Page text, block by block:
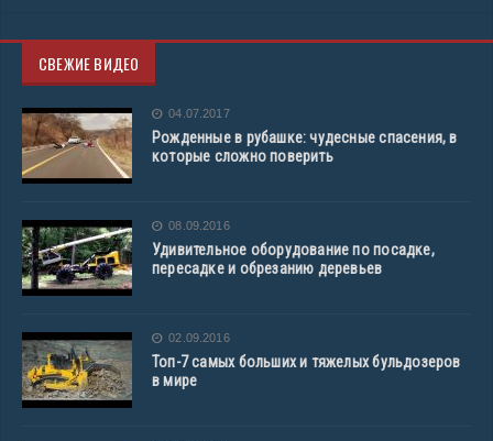
СВЕЖИЕ ВИДЕО
04.07.2017
Рожденные в рубашке: чудесные спасения, в
которые сложно поверить
08.09.2016
Удивительное оборудование по посадке,
пересадке и обрезанию деревьев
02.09.2016
Топ-7 самых больших и тяжелых бульдозеров
в мире